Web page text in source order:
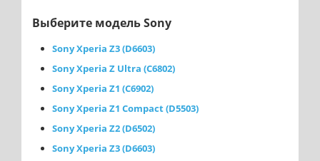
Выберите модель Sony
Sony Xperia Z3 (D6603)
Sony Xperia Z Ultra (C6802)
Sony Xperia Z1 (C6902)
Sony Xperia Z1 Compact (D5503)
Sony Xperia Z2 (D6502)
Sony Xperia Z3 (D6603)